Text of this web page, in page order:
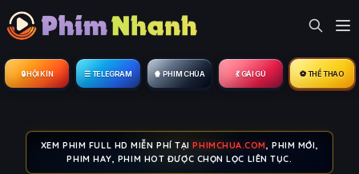
🔒︎ HỘI KÍN ☰ TELEGRAM 🍿 PHIM CHÙA 💃 GÁI GÚ ⚽ THỂ THAO
XEM PHIM FULL HD MIỄN PHÍ TẠIPHIMCHUA.COM, PHIM MỚI,
PHIM HAY, PHIM HOT ĐƯỢC CHỌN LỌC LIÊN TỤC.